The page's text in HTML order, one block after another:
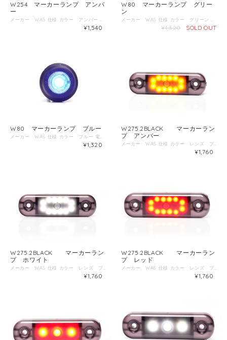
W254 マーカーランプ アンバ
ー
¥1,540
W80 マーカーランプ グリー
ン
¥1,320 SOLD OUT
W80 マーカーランプ ブルー
¥1,320
W275.2BLACK マーカーラン
プ アンバー
¥1,760
W275.2BLACK マーカーラン
プ ホワイト
¥1,760
W275.2BLACK マーカーラン
プ レッド
¥1,760